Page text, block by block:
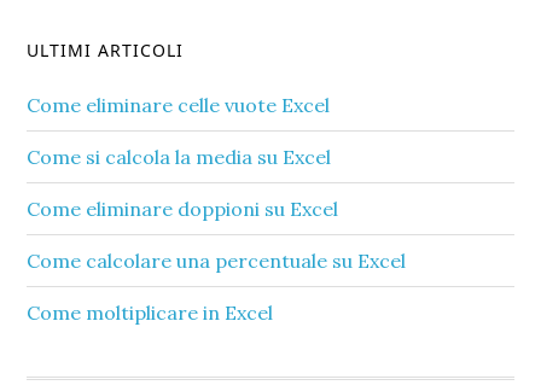
ULTIMI ARTICOLI
Come eliminare celle vuote Excel​
Come si calcola la media su Excel​
Come eliminare doppioni su Excel​
Come calcolare una percentuale su Excel​
Come moltiplicare in Excel​